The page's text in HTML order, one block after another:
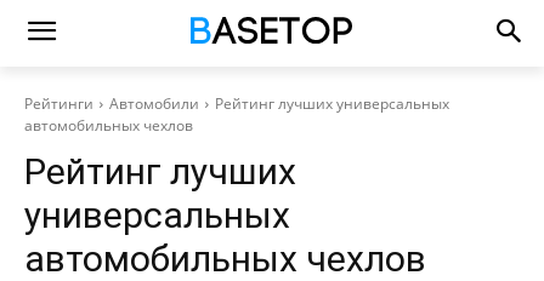
Рейтинги Автомобили
Рейтинг лучших универсальных
автомобильных чехлов
Рейтинг лучших
универсальных
автомобильных чехлов